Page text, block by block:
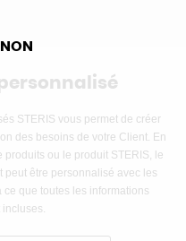
NON
STERIS vous permet de créer
des besoins de votre Client. En
ou le produit STERIS, le
peut être personnalisé avec les
que toutes les informations